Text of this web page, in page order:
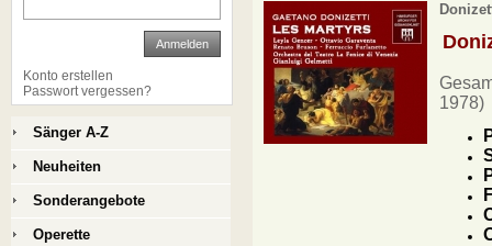
1978)
Anmelden
Konto erstellen
Passwort vergessen?
Sänger A-Z
Neuheiten
Sonderangebote
Operette